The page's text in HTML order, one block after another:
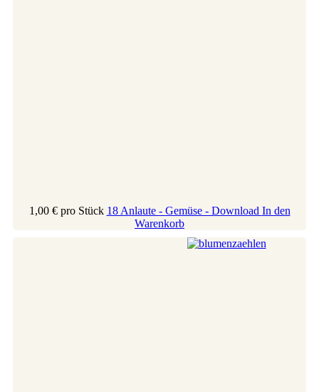
1,00 € pro Stück 18 Anlaute - Gemüse - Download In den
Warenkorb